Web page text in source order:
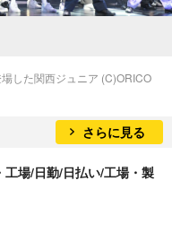
した関西ジュニア (C)ORICO
さらに見る
工場/日勤/日払い/工場・製